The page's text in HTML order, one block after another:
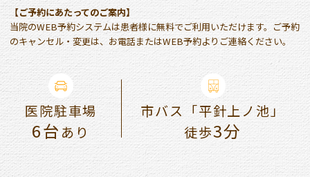
【ご予約にあたってのご案内】
当院のWEB予約システムは患者様に無料でご利用いただけます。ご予約
のキャンセル・変更は、お電話またはWEB予約よりご連絡ください。
医院駐車場
6台あり
市バス「平針上ノ池」
徒歩3分